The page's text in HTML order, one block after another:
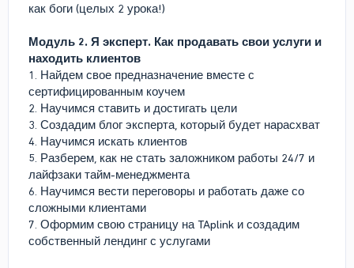
как боги (целых 2 урока!)
Модуль 2. Я эксперт. Как продавать свои услуги и
находить клиентов
1. Найдем свое предназначение вместе с
сертифицированным коучем
2. Научимся ставить и достигать цели
3. Создадим блог эксперта, который будет нарасхват
4. Научимся искать клиентов
5. Разберем, как не стать заложником работы 24/7 и
лайфзаки тайм-менеджмента
6. Научимся вести переговоры и работать даже со
сложными клиентами
7. Оформим свою страницу на TAplink и создадим
собственный лендинг с услугами